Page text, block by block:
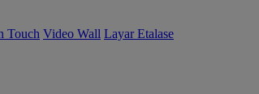
Touch Video Wall Layar Etalase